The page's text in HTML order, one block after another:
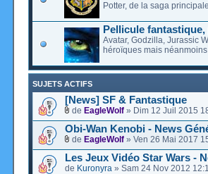
Potter, de la saga
Pellicule
Avatar, Godzilla, Jurassic
héroïques mais
SUJETS ACTIFS
[News] SF & Fantastique
de EagleWolf » Dim 12 Juil 2015
Obi-Wan Kenobi - News
de EagleWolf » Ven 26 Mai 2017
Les Jeux Vidéo Star Wars -
de Kuronyra » Sam 24 Nov 2012